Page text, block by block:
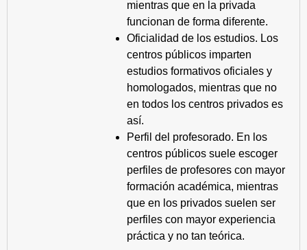
mientras que en la privada
funcionan de forma diferente.
Oficialidad de los estudios. Los
centros públicos imparten
estudios formativos oficiales y
homologados, mientras que no
en todos los centros privados es
así.
Perfil del profesorado. En los
centros públicos suele escoger
perfiles de profesores con mayor
formación académica, mientras
que en los privados suelen ser
perfiles con mayor experiencia
práctica y no tan teórica.